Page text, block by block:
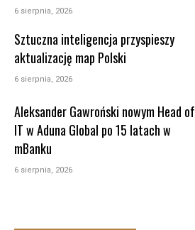
6 sierpnia, 2026
Sztuczna inteligencja przyspieszy
aktualizację map Polski
6 sierpnia, 2026
Aleksander Gawroński nowym Head of
IT w Aduna Global po 15 latach w
mBanku
6 sierpnia, 2026